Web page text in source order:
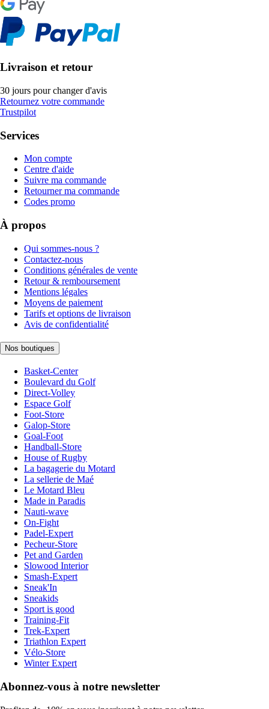
Livraison et retour
30 jours pour changer d'avis
Retournez votre commande
Trustpilot
Services
Mon compte
Centre d'aide
Suivre ma commande
Retourner ma commande
Codes promo
À propos
Qui sommes-nous ?
Contactez-nous
Conditions générales de vente
Retour & remboursement
Mentions légales
Moyens de paiement
Tarifs et options de livraison
Avis de confidentialité
Nos boutiques
Basket-Center
Boulevard du Golf
Direct-Volley
Espace Golf
Foot-Store
Galop-Store
Goal-Foot
Handball-Store
House of Rugby
La bagagerie du Motard
La sellerie de Maé
Le Motard Bleu
Made in Paradis
Nauti-wave
On-Fight
Padel-Expert
Pecheur-Store
Pet and Garden
Slowood Interior
Smash-Expert
Sneak'In
Sneakids
Sport is good
Training-Fit
Trek-Expert
Triathlon Expert
Vélo-Store
Winter Expert
Abonnez-vous à notre newsletter